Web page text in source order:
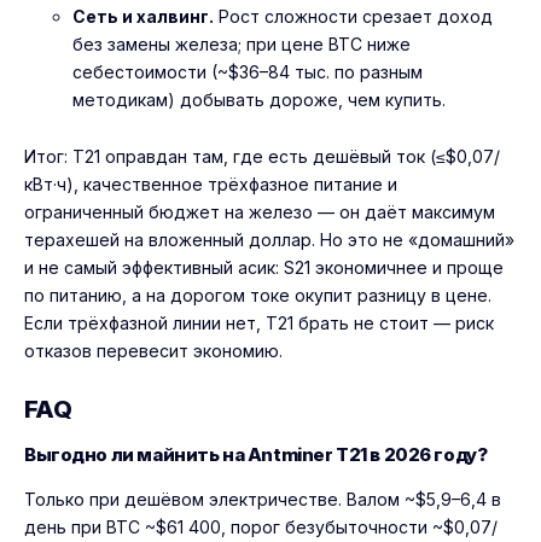
Сеть и халвинг. Рост сложности срезает доход
без замены железа; при цене BTC ниже
себестоимости (~$36–84 тыс. по разным
методикам) добывать дороже, чем купить.
Итог: T21 оправдан там, где есть дешёвый ток (≤$0,07/
кВт·ч), качественное трёхфазное питание и
ограниченный бюджет на железо — он даёт максимум
терахешей на вложенный доллар. Но это не «домашний»
и не самый эффективный асик: S21 экономичнее и проще
по питанию, а на дорогом токе окупит разницу в цене.
Если трёхфазной линии нет, T21 брать не стоит — риск
отказов перевесит экономию.
FAQ
Выгодно ли майнить на Antminer T21 в 2026 году?
Только при дешёвом электричестве. Валом ~$5,9–6,4 в
день при BTC ~$61 400, порог безубыточности ~$0,07/